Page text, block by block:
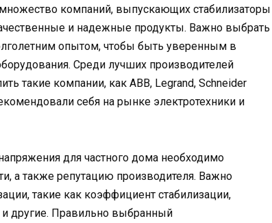
компаний, выпускающих стабилизаторы
и надежные продукты. Важно выбрать
опытом, чтобы быть уверенным в
Среди лучших производителей
такие компании, как ABB, Legrand, Schneider
себя на рынке электротехники и
для частного дома необходимо
а также репутацию производителя. Важно
такие как коэффициент стабилизации,
и другие. Правильно выбранный